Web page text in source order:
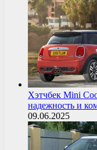
Хэтчбек Mini
надежность и
09.06.2025